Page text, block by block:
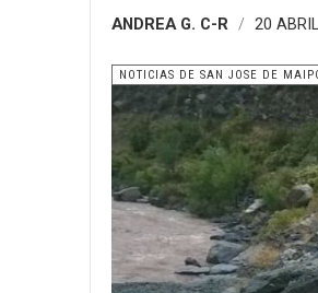
ANDREA G. C-R 20
NOTICIAS DE SAN JOSE DE